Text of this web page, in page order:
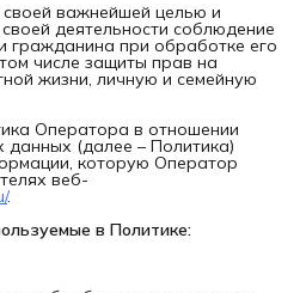
важнейшей целью и
деятельности соблюдение
гражданина при обработке его
числе защиты прав на
жизни, личную и семейную
Оператора в отношении
(далее – Политика)
которую Оператор
веб-
.
в Политике: